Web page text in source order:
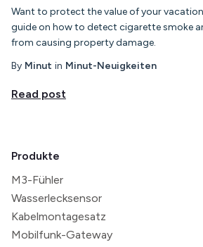
Want to protect the value of your
guide on how to detect cigarette smoke
from causing property damage.
By Minut in Minut-Neuigkeiten
Read post
Produkte
M3-Fühler
Wasserlecksensor
Kabelmontagesatz
Mobilfunk-Gateway